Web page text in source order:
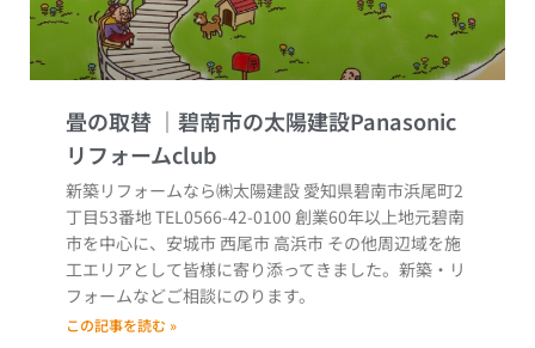
畳の取替
新築リフォームなら㈱太陽建設 愛知県碧南市浜尾町2
丁目53番地 TEL0566-42-0100 創業60年以上地元碧南
市を中心に、安城市 西尾市 高浜市 その他周辺域を施
工エリアとして皆様に寄り添ってきました。新築・リ
フォームなどご相談にのります。
この記事を読む »